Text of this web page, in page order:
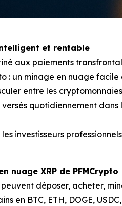
et rentable
aux paiements
: un minage en nuage
entre les
versés quotidiennement
investisseurs
nuage XRP de PFMCrypto
déposer, acheter,
en BTC, ETH, DOGE,